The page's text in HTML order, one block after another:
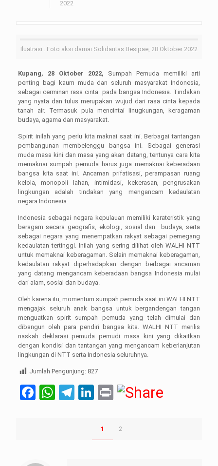
2022
Iluatrasi : Foto aksi damai Solidaritas Besipae, 28 Oktober 2022
Kupang, 28 Oktober 2022, Sumpah Pemuda memiliki arti
penting bagi kaum muda dan seluruh masyarakat Indonesia,
sebagai cerminan rasa cinta pada bangsa Indonesia. Tindakan
yang nyata dan tulus merupakan wujud dari rasa cinta kepada
tanah air. Termasuk pula mencintai linugkungan, keragaman
budaya, agama dan masyarakat.
Spirit inilah yang perlu kita maknai saat ini. Berbagai tantangan
pembangunan membelenggu bangsa ini. Sebagai generasi
muda masa kini dan masa yang akan datang, tentunya cara kita
memaknai sumpah pemuda harus juga memaknai keberadaan
bangsa kita saat ini. Ancaman prifatisasi, perampasan ruang
kelola, monopoli lahan, intimidasi, kekerasan, pengrusakan
lingkungan adalah tindakan yang mengancam kedaulatan
negara Indonesia.
Indonesia sebagai negara kepulauan memiliki karateristik yang
beragam secara geografis, ekologi, sosial dan budaya, serta
sebagai negara yang menempatkan rakyat sebagai pemegang
kedaulatan tertinggi. Inilah yang sering dilihat oleh WALHI NTT
untuk memaknai keberagaman. Selain memaknai keberagaman,
kedaulatan rakyat diperhadapkan dengan berbagai ancaman
yang datang mengancam keberadaan bangsa Indonesia mulai
dari alam, sosial dan budaya.
Oleh karena itu, momentum sumpah pemuda saat ini WALHI NTT
mengajak seluruh anak bangsa untuk bergandengan tangan
menguatkan spirit sumpah pemuda yang telah dimulai dan
dibangun oleh para pendiri bangsa kita. WALHI NTT merilis
naskah deklarasi pemuda pemudi masa kini yang dikaitkan
dengan kondisi dan tantangan yang mengancam keberlanjutan
lingkungan di NTT serta Indonesia seluruhnya.
Jumlah Pengunjung: 827
Facebook
WhatsApp
Telegram
LinkedIn
Print
1 2